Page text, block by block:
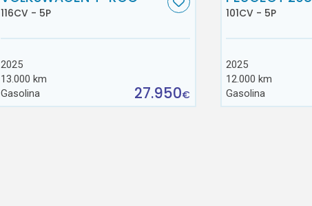
116CV - 5P
2025
13.000 km
Gasolina
27.950€
101CV - 5P
2025
12.000 km
Gasolina